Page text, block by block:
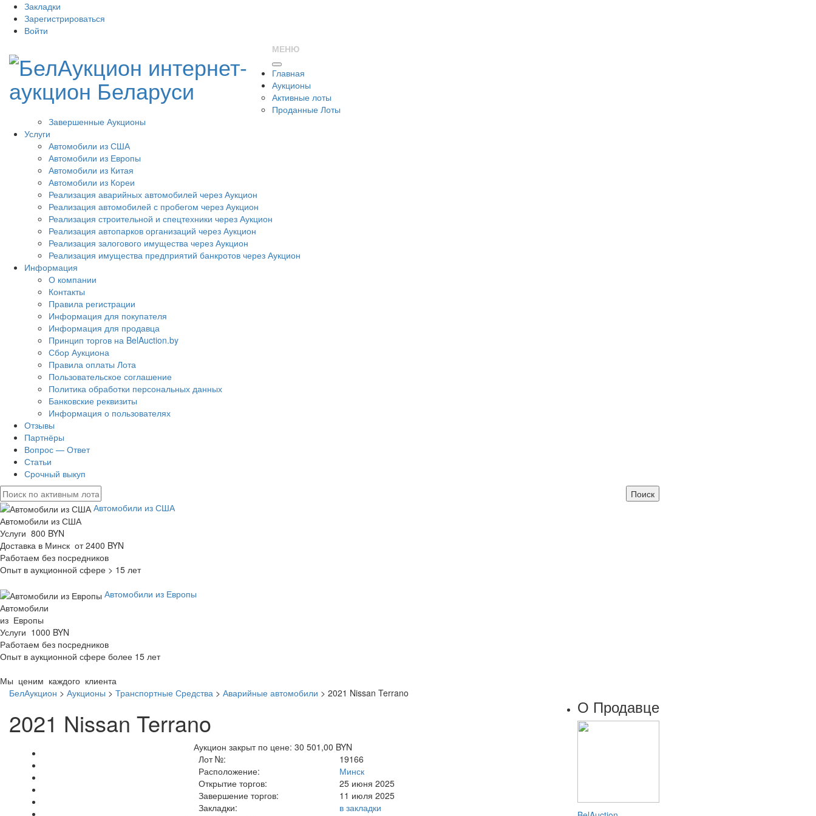
Закладки
Зарегистрироваться
Войти
МЕНЮ
Главная
Аукционы
Активные лоты
Проданные Лоты
Завершенные Аукционы
Услуги
Автомобили из США
Автомобили из Европы
Автомобили из Китая
Автомобили из Кореи
Реализация аварийных автомобилей через Аукцион
Реализация автомобилей с пробегом через Аукцион
Реализация строительной и спецтехники через Аукцион
Реализация автопарков организаций через Аукцион
Реализация залогового имущества через Аукцион
Реализация имущества предприятий банкротов через Аукцион
Информация
О компании
Контакты
Правила регистрации
Информация для покупателя
Информация для продавца
Принцип торгов на BelAuction.by
Сбор Аукциона
Правила оплаты Лота
Пользовательское соглашение
Политика обработки персональных данных
Банковские реквизиты
Информация о пользователях
Отзывы
Партнёры
Вопрос — Ответ
Статьи
Срочный выкуп
Автомобили из США
Автомобили из США
Услуги 800 BYN
Доставка в Минск от 2400 BYN
Работаем без посредников
Опыт в аукционной сфере > 15 лет
Автомобили из Европы
Автомобили
из Европы
Услуги 1000 BYN
Работаем без посредников
Опыт в аукционной сфере более 15 лет
Мы ценим каждого клиента
БелАукцион > Аукционы > Транспортные Средства > Аварийные автомобили > 2021 Nissan Terrano
2021 Nissan Terrano
Аукцион закрыт по цене: 30 501,00 BYN
Лот №:
19166
Расположение:
Минск
Открытие торгов:
25 июня 2025
Завершение торгов:
11 июля 2025
Закладки:
в закладки
О Продавце